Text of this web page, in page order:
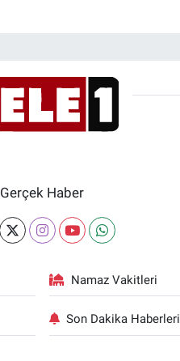
Gerçek Haber
Namaz Vakitleri
Son Dakika Haberleri